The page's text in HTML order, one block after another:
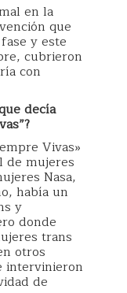
en la
que
y este
cubrieron
con
decía
Vivas»
de mujeres
Nasa,
había un
y
donde
trans
otros
intervinieron
de